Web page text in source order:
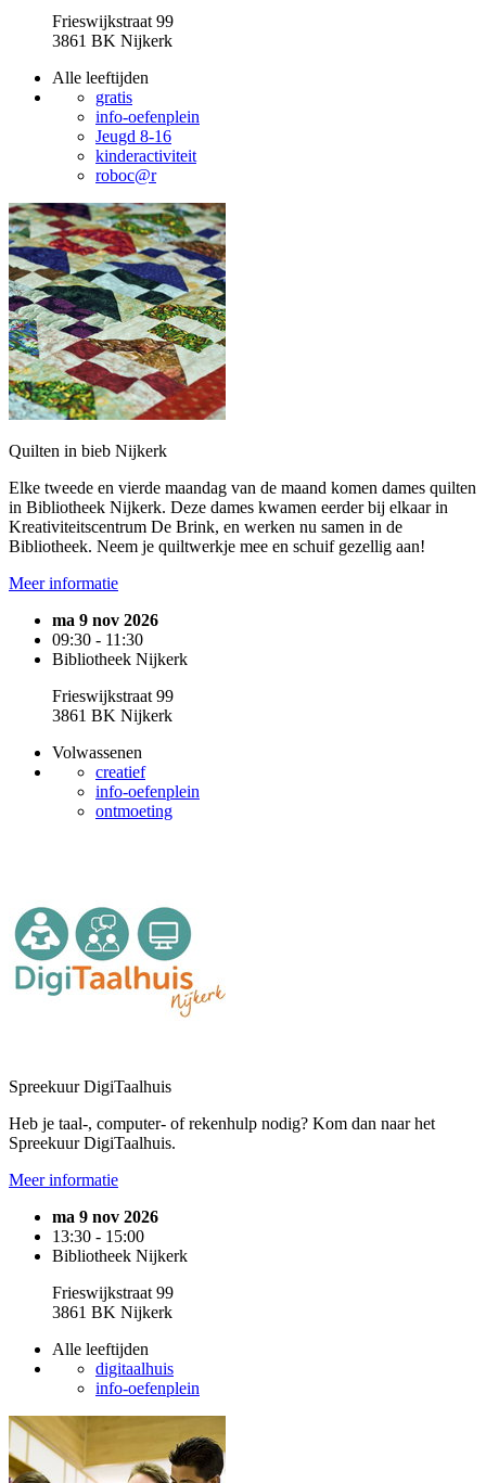
Frieswijkstraat 99
3861 BK Nijkerk
Alle leeftijden
gratis
info-oefenplein
Jeugd 8-16
kinderactiviteit
roboc@r
Quilten in bieb Nijkerk
Elke tweede en vierde maandag van de maand komen dames quilten
in Bibliotheek Nijkerk. Deze dames kwamen eerder bij elkaar in
Kreativiteitscentrum De Brink, en werken nu samen in de
Bibliotheek. Neem je quiltwerkje mee en schuif gezellig aan!
Meer informatie
ma 9 nov 2026
09:30 - 11:30
Bibliotheek Nijkerk
Frieswijkstraat 99
3861 BK Nijkerk
Volwassenen
creatief
info-oefenplein
ontmoeting
Spreekuur DigiTaalhuis
Heb je taal-, computer- of rekenhulp nodig? Kom dan naar het
Spreekuur DigiTaalhuis.
Meer informatie
ma 9 nov 2026
13:30 - 15:00
Bibliotheek Nijkerk
Frieswijkstraat 99
3861 BK Nijkerk
Alle leeftijden
digitaalhuis
info-oefenplein